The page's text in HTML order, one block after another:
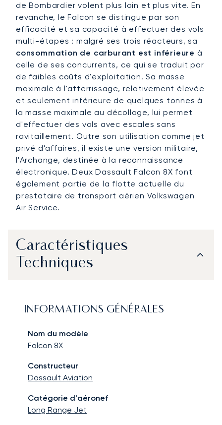
de Bombardier volent plus loin et plus vite. En
revanche, le Falcon se distingue par son
efficacité et sa capacité à effectuer des vols
multi-étapes : malgré ses trois réacteurs, sa
consommation de carburant est inférieure à
celle de ses concurrents, ce qui se traduit par
de faibles coûts d'exploitation. Sa masse
maximale à l'atterrissage, relativement élevée
et seulement inférieure de quelques tonnes à
la masse maximale au décollage, lui permet
d'effectuer des vols avec escales sans
ravitaillement. Outre son utilisation comme jet
privé d'affaires, il existe une version militaire,
l'Archange, destinée à la reconnaissance
électronique. Deux Dassault Falcon 8X font
également partie de la flotte actuelle du
prestataire de transport aérien Volkswagen
Air Service.
Caractéristiques
Techniques
INFORMATIONS GÉNÉRALES
Nom du modèle
Falcon 8X
Constructeur
Dassault Aviation
Catégorie d'aéronef
Long Range Jet